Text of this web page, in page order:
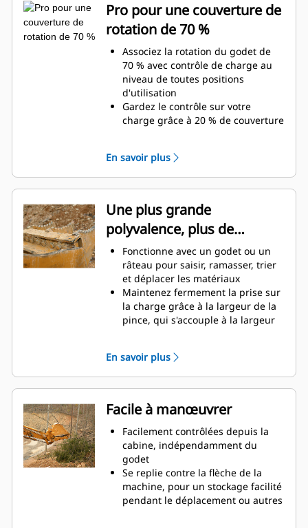
Pro pour une couverture de
rotation de 70 %
Associez la rotation du godet de
70 % avec contrôle de charge au
niveau de toutes positions
d'utilisation
Gardez le contrôle sur votre
charge grâce à 20 % de couverture
Réalisez des travaux au-dessous
du niveau du sol ou des travaux
verticaux en toute facilité.
Augmentez la productivité de
votre machine, de l'excavation à la
manutention de matériaux
En savoir plus
Une plus grande
polyvalence, plus de
productivité
Fonctionne avec un godet ou un
râteau pour saisir, ramasser, trier
et déplacer les matériaux
Maintenez fermement la prise sur
la charge grâce à la largeur de la
pince, qui s'accouple à la largeur
pince et le godet ou râteau grâce à
la courbure unique et la denture
de la pince
Obtenez les pinces les plus
appropriées à vos applications.
Avec quatre configurations de
dents, sélectionnez la meilleure
option, pour une préhension
complète ou le repli de la flèche
lors du transport.
La gestion de plusieurs
En savoir plus
Facile à manœuvrer
Facilement contrôlées depuis la
cabine, indépendamment du
godet
Se replie contre la flèche de la
machine, pour un stockage facilité
pendant le déplacement ou autres